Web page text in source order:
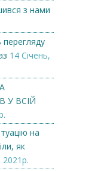
з нами
перегляду
14 Січень,
У ВСІЙ
на
як
2021р.